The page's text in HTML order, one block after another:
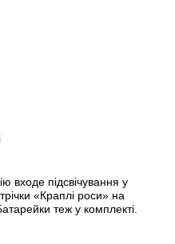
входе підсвічування у
«Краплі роси» на
теж у комплекті.